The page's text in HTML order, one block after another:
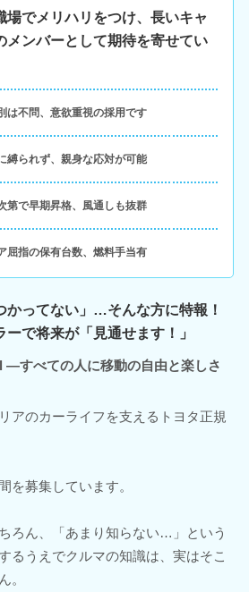
場でメリハリをつけ、長いキャ
メンバーとして期待を寄せてい
は不問、意欲重視の採用です
縛られず、親身な応対が可能
第で早期昇格、風通しも抜群
屈指の保有台数、燃料手当有
かってない」…そんな方に特報！
ーで将来が「見通せます！」
すべての人に移動の自由と楽しさ
アのカーライフを支えるトヨタ正規
を募集しています。
ろん、「あまり知らない…」という
るうえでクルマの知識は、実はそこ
。